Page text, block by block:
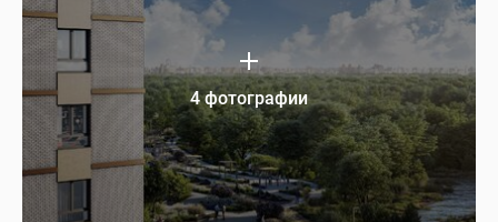
4 фотографии